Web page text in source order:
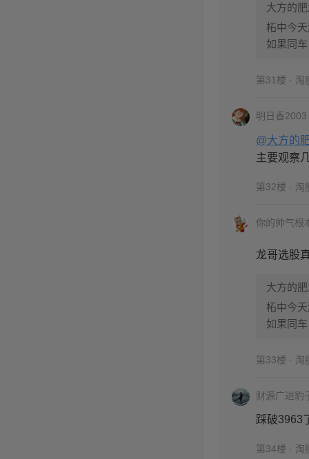
大方的
柘中今
如果同
第31楼 · 淘
明日香2003
@大方的
主要观察
第32楼 · 淘
你的帅气根
龙哥选股
大方的
柘中今
如果同
第33楼 · 淘
财源广进豹
踩破3963
第34楼 · 淘